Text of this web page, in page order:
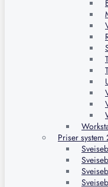
Priser system